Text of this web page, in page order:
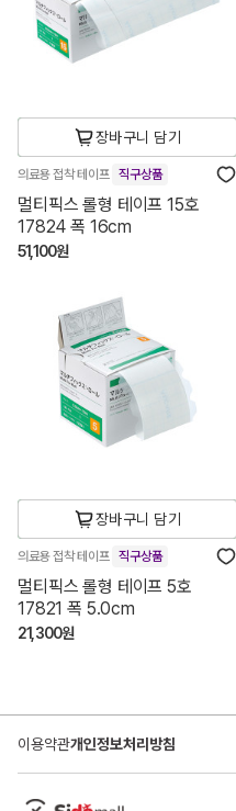
장바구니 담기
의료용 접착 테이프 직구상품
멀티픽스 롤형 테이프 15호
17824 폭 16cm
51,100원
장바구니 담기
의료용 접착 테이프 직구상품
멀티픽스 롤형 테이프 5호
17821 폭 5.0cm
21,300원
이용약관개인정보처리방침